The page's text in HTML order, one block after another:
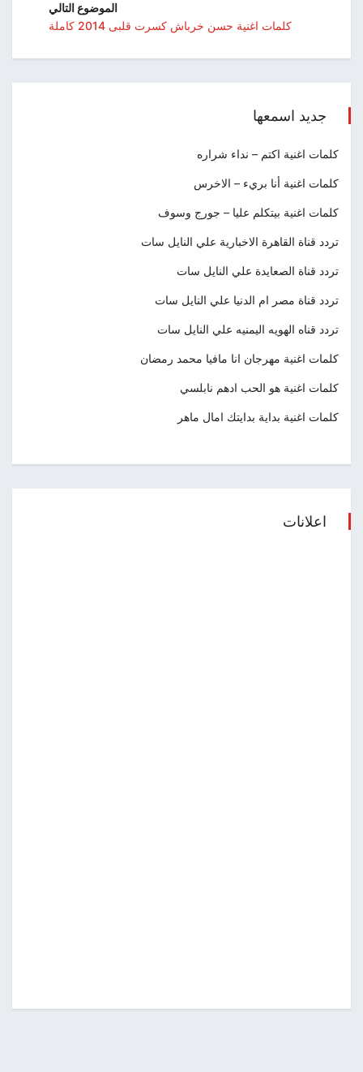
الموضوع التالي
كلمات اغنية حسن خرباش كسرت قلبى 2014 كاملة
جديد اسمعها
كلمات اغنية اكتم – نداء شراره
كلمات اغنية أنا بريء – الاخرس
كلمات اغنية بيتكلم عليا – جورج وسوف
تردد قناة القاهرة الاخبارية علي النايل سات
تردد قناة الصعايدة علي النايل سات
تردد قناة مصر ام الدنيا علي النايل سات
تردد قناه الهويه اليمنيه علي النايل سات
كلمات اغنية مهرجان انا مافيا محمد رمضان
كلمات اغنية هو الحب ادهم نابلسي
كلمات اغنية بداية بدايتك امال ماهر
اعلانات